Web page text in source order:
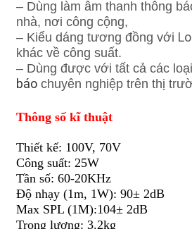
– Dùng làm âm thanh thông
nhà, nơi công cộng,
– Kiểu dáng tương đồng với
khác về công suất.
– Dùng được với tất cả các loại
báo chuyên nghiệp trên thị
Thông số kĩ thuật
Thiết kế: 100V, 70V
Công suất: 25W
Tần số: 60-20KHz
Độ nhạy (1m, 1W): 90± 2dB
Max SPL (1M):104± 2dB
Trọng lượng: 3.2kg